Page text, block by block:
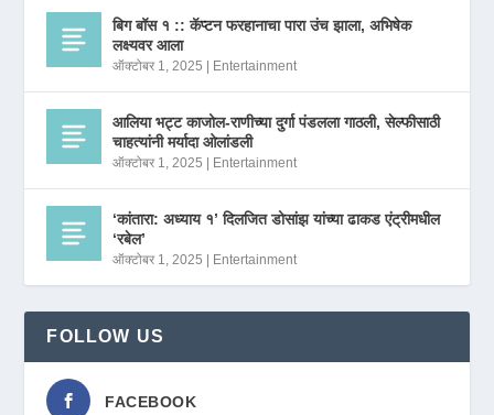
बिग बॉस १ :: कॅप्टन फरहानाचा पारा उंच झाला, अभिषेक
लक्ष्यवर आला
ऑक्टोबर 1, 2025 Entertainment
आलिया भट्ट काजोल-राणीच्या दुर्गा पंडलला गाठली, सेल्फीसाठी
चाहत्यांनी मर्यादा ओलांडली
ऑक्टोबर 1, 2025 Entertainment
‘कांतारा: अध्याय १’ दिलजित डोसांझ यांच्या ढाकड एंट्रीमधील
‘रबेल’
ऑक्टोबर 1, 2025 Entertainment
FOLLOW US
FACEBOOK